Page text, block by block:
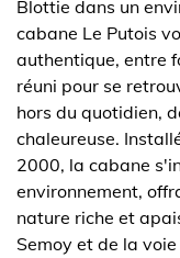
Blottie dans un
cabane Le Putois
authentique, entre
réuni pour se
hors du quotidien,
chaleureuse.
2000, la cabane
environnement,
nature riche et
Semoy et de la